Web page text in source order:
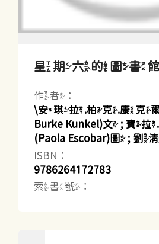
星期六的圖書
作者：
\安琪拉.柏克.康克爾
Burke Kunkel)文 ; 寶
(Paola Escobar)圖 ;
ISBN：
9786264172783
索書號：